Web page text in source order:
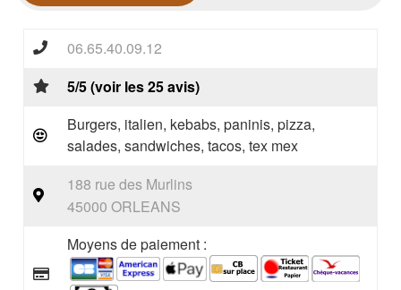
06.65.40.09.12
5/5 (voir les 25 avis)
Burgers, italien, kebabs, paninis, pizza,
salades, sandwiches, tacos, tex mex
188 rue des Murlins
45000 ORLEANS
Moyens de paiement :